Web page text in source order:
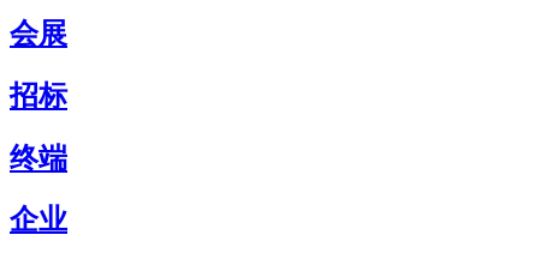
会展
招标
终端
企业